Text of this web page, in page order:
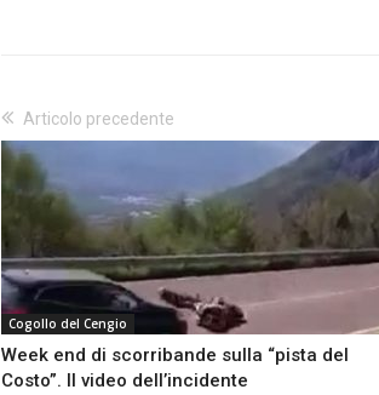
Articolo precedente
Cogollo del Cengio
Week end di scorribande sulla “pista del
Costo”. Il video dell’incidente